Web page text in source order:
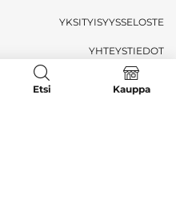
YKSITYISYYSSELOSTE
YHTEYSTIEDOT
Etsi Kauppa